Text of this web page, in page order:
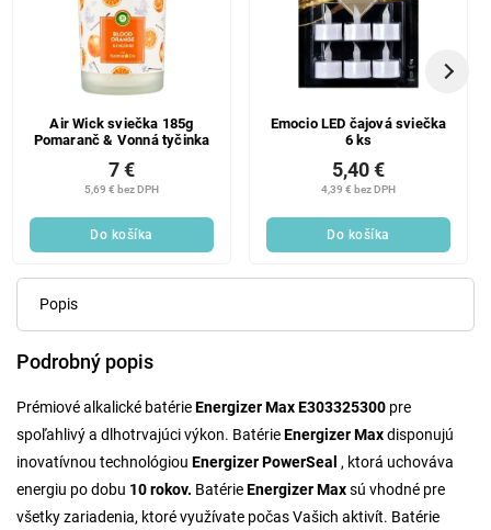
Air Wick sviečka 185g
Pomaranč & Vonná tyčinka
5,69 € bez DPH
7 €
Do košíka
Emocio LED čajová sviečka
6 ks
4,39 € bez DPH
5,40 €
Do košíka
Popis
Podrobný popis
Prémiové alkalické batérieEnergizer Max E303325300 pre
spoľahlivý a dlhotrvajúci výkon. BatérieEnergizer Maxdisponujú
inovatívnou technológiou Energizer PowerSeal , ktorá uchováva
energiu po dobu 10 rokov. BatérieEnergizer Maxsú vhodné pre
všetky zariadenia, ktoré využívate počas Vašich aktivít. Batérie